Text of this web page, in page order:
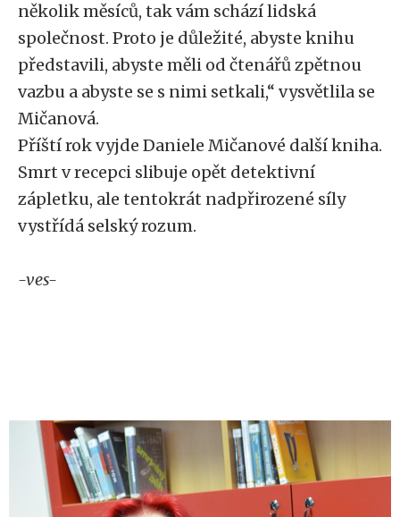
několik měsíců, tak vám schází lidská
společnost. Proto je důležité, abyste knihu
představili, abyste měli od čtenářů zpětnou
vazbu a abyste se s nimi setkali,“ vysvětlila se
Mičanová.
Příští rok vyjde Daniele Mičanové další kniha.
Smrt v recepci slibuje opět detektivní
zápletku, ale tentokrát nadpřirozené síly
vystřídá selský rozum.
-ves-